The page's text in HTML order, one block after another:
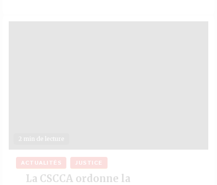
2 min de lecture
ACTUALITÉS JUSTICE
La CSCCA ordonne la